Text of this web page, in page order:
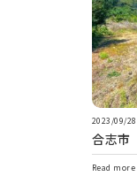
2023/09/28
合志
Read more